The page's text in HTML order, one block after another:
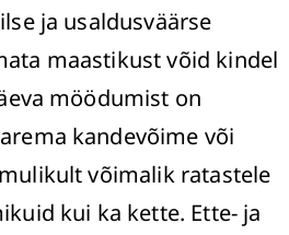
ja usaldusväärse
maastikust võid kindel
möödumist on
kandevõime või
võimalik ratastele
kui ka kette. Ette- ja